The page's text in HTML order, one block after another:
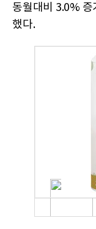
동월대비 3.0% 증
했다.